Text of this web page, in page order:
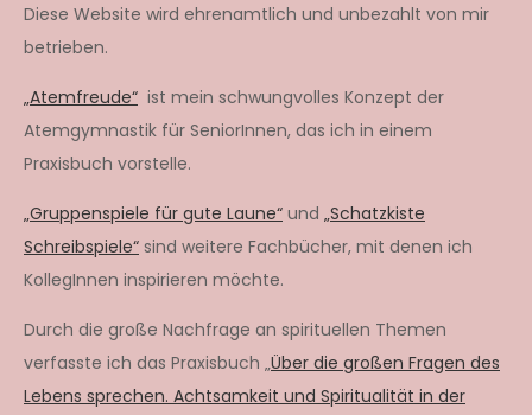
Diese Website wird ehrenamtlich und unbezahlt von mir
betrieben.
„Atemfreude“ ist mein schwungvolles Konzept der
Atemgymnastik für SeniorInnen, das ich in einem
Praxisbuch vorstelle.
„Gruppenspiele für gute Laune“ und „Schatzkiste
Schreibspiele“ sind weitere Fachbücher, mit denen ich
KollegInnen inspirieren möchte.
Durch die große Nachfrage an spirituellen Themen
verfasste ich das Praxisbuch „Über die großen Fragen des
Lebens sprechen. Achtsamkeit und Spiritualität in der